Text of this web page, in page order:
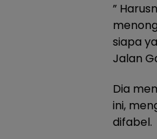
”
siapa
Jalan
Dia
ini,
difabel.